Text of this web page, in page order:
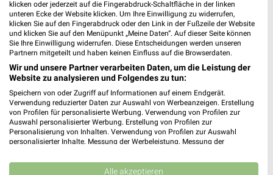
Gültig bis Fr. 14.08. Gültig bis Fr. 21.08.
XXXLutz XXXLutz
klicken oder jederzeit auf die Fingerabdruck-Schaltfläche in der linken
unteren Ecke der Website klicken. Um Ihre Einwilligung zu widerrufen,
klicken Sie auf den Fingerabdruck oder den Link in der Fußzeile der Website
und klicken Sie auf den Menüpunkt „Meine Daten“. Auf dieser Seite können
Sie Ihre Einwilligung widerrufen. Diese Entscheidungen werden unseren
Partnern mitgeteilt und haben keinen Einfluss auf die Browserdaten.
Wir und unsere Partner verarbeiten Daten, um die Leistung der
Website zu analysieren und Folgendes zu tun:
Speichern von oder Zugriff auf Informationen auf einem Endgerät.
Verwendung reduzierter Daten zur Auswahl von Werbeanzeigen. Erstellung
von Profilen für personalisierte Werbung. Verwendung von Profilen zur
Auswahl personalisierter Werbung. Erstellung von Profilen zur
Personalisierung von Inhalten. Verwendung von Profilen zur Auswahl
personalisierter Inhalte. Messung der Werbeleistung. Messung der
Kombinationen von Daten aus verschiedenen Quellen. Entwicklung und
Verbesserung der Angebote. Verwendung reduzierter Daten zur Auswahl
Alle akzeptieren